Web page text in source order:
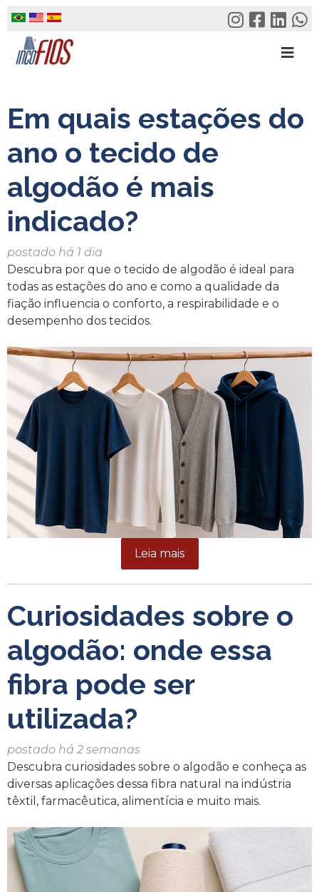
content
Em quais estações do
ano o tecido de
algodão é mais
indicado?
postado há 1 dia
Descubra por que o tecido de algodão é ideal para
todas as estações do ano e como a qualidade da
fiação influencia o conforto, a respirabilidade e o
desempenho dos tecidos.
Leia mais
Curiosidades sobre o
algodão: onde essa
fibra pode ser
utilizada?
postado há 2 semanas
Descubra curiosidades sobre o algodão e conheça as
diversas aplicações dessa fibra natural na indústria
têxtil, farmacêutica, alimentícia e muito mais.